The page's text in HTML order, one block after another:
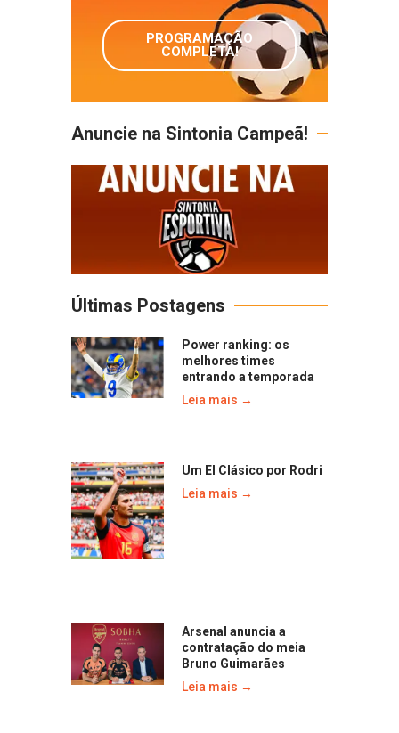
PROGRAMAÇÃO
COMPLETA!
Anuncie na Sintonia Campeã!
Últimas Postagens
Power ranking: os
melhores times
entrando a temporada
Leia mais →
Um El Clásico por Rodri
Leia mais →
Arsenal anuncia a
contratação do meia
Bruno Guimarães
Leia mais →